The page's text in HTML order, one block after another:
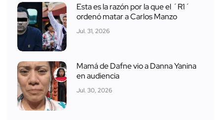
Esta es la razón por la que el ´R1´
ordenó matar a Carlos Manzo
Jul. 31, 2026
Mamá de Dafne vio a Danna Yanina
en audiencia
Jul. 30, 2026